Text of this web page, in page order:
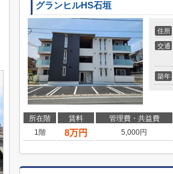
グランヒルHS石垣
住所
交通
築年
所在階 賃料 管理費・共益費
1階
8万円 5,000円